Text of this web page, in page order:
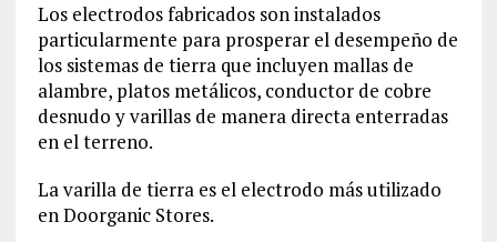
Los electrodos fabricados son instalados
particularmente para prosperar el desempeño de
los sistemas de tierra que incluyen mallas de
alambre, platos metálicos, conductor de cobre
desnudo y varillas de manera directa enterradas
en el terreno.
La varilla de tierra es el electrodo más utilizado
en Doorganic Stores.